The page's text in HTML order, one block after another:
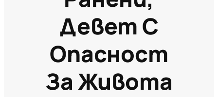
Девет С
Опасност
За Живота